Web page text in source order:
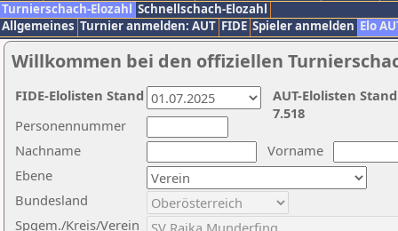
Turnierschach-Elozahl Schnellschach-Elozahl
Allgemeines Turnier anmelden: AUT FIDE Spieler anmelden Elo
Willkommen bei den offiziellen
Nachname
Vorname
Ebene
Personennummer
Bundesland
Spgem./Kreis/Verein
AUT-Elolisten
7.518
FIDE-Elolisten Stand